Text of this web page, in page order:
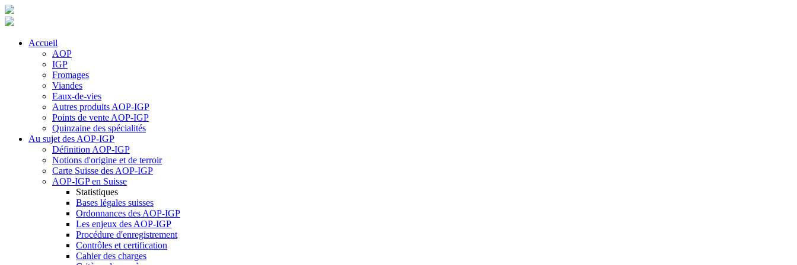
Accueil
AOP
IGP
Fromages
Viandes
Eaux-de-vies
Autres produits AOP-IGP
Points de vente AOP-IGP
Quinzaine des spécialités
Au sujet des AOP-IGP
Définition AOP-IGP
Notions d'origine et de terroir
Carte Suisse des AOP-IGP
AOP-IGP en Suisse
Statistiques
Bases légales suisses
Ordonnances des AOP-IGP
Les enjeux des AOP-IGP
Procédure d'enregistrement
Contrôles et certification
Cahier des charges